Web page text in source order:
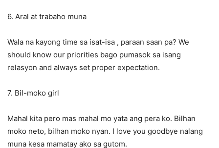
6. Aral at trabaho muna
Wala na kayong time sa isat-isa , paraan saan pa? We
should know our priorities bago pumasok sa isang
relasyon and always set proper expectation.
7. Bil-moko girl
Mahal kita pero mas mahal mo yata ang pera ko. Bilhan
moko neto, bilhan moko nyan. I love you goodbye nalang
muna kesa mamatay ako sa gutom.